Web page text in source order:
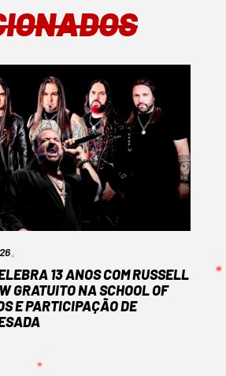
13 ANOS COM RUSSELL
GRATUITO NA SCHOOL OF
E PARTICIPAÇÃO DE